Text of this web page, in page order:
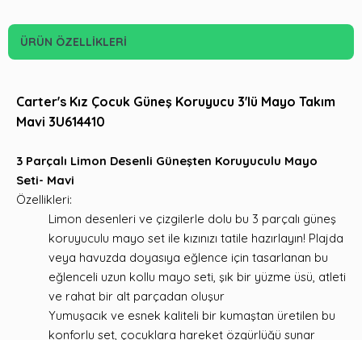
ÜRÜN ÖZELLIKLERI
Carter's Kız Çocuk Güneş Koruyucu 3'lü Mayo Takım
Mavi 3U614410
3 Parçalı Limon Desenli Güneşten Koruyuculu Mayo
Seti- Mavi
Özellikleri:
Limon desenleri ve çizgilerle dolu bu 3 parçalı güneş
koruyuculu mayo set ile kızınızı tatile hazırlayın! Plajda
veya havuzda doyasıya eğlence için tasarlanan bu
eğlenceli uzun kollu mayo seti, şık bir yüzme üsü, atleti
ve rahat bir alt parçadan oluşur
Yumuşacık ve esnek kaliteli bir kumaştan üretilen bu
konforlu set, çocuklara hareket özgürlüğü sunar